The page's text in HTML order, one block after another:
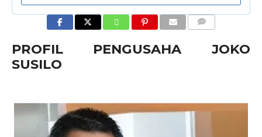
PROFIL PENGUSAHA JOKO
SUSILO